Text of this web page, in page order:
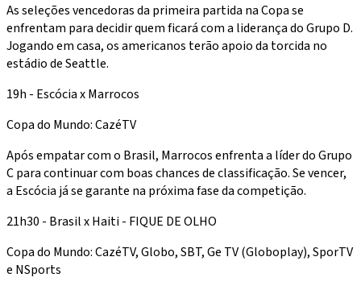
As seleções vencedoras da primeira partida na Copa se
enfrentam para decidir quem ficará com a liderança do Grupo D.
Jogando em casa, os americanos terão apoio da torcida no
estádio de Seattle.
19h - Escócia x Marrocos
Copa do Mundo: CazéTV
Após empatar com o Brasil, Marrocos enfrenta a líder do Grupo
C para continuar com boas chances de classificação. Se vencer,
a Escócia já se garante na próxima fase da competição.
21h30 - Brasil x Haiti - FIQUE DE OLHO
Copa do Mundo: CazéTV, Globo, SBT, Ge TV (Globoplay), SporTV
e NSports